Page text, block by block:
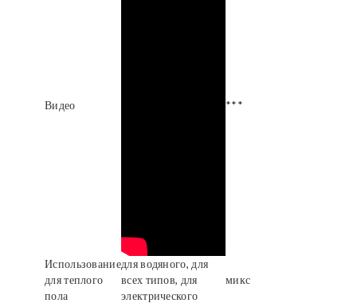
Видео ***
Использование
для теплого
пола
для водяного, для
всех типов, для
электрического
микс